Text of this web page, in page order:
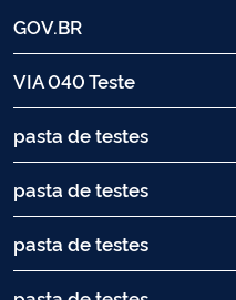
GOV.BR
VIA 040 Teste
pasta de testes
pasta de testes
pasta de testes